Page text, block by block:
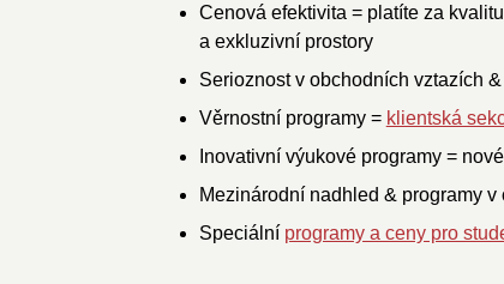
Cenová efektivita = platíte za
a exkluzivní prostory
Serioznost v obchodních vztazích
Věrnostní programy = klientská
Inovativní výukové programy =
Mezinárodní nadhled & programy v
Speciální programy a ceny pro